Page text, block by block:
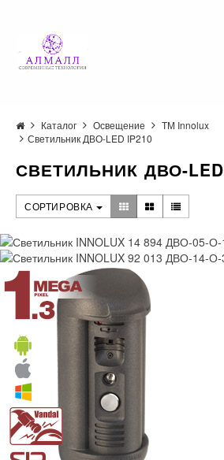
Каталог Освещение
ТМ Innolux
Светильник ДВО-LED IP210
СВЕТИЛЬНИК ДВО-LED
СОРТИРОВКА